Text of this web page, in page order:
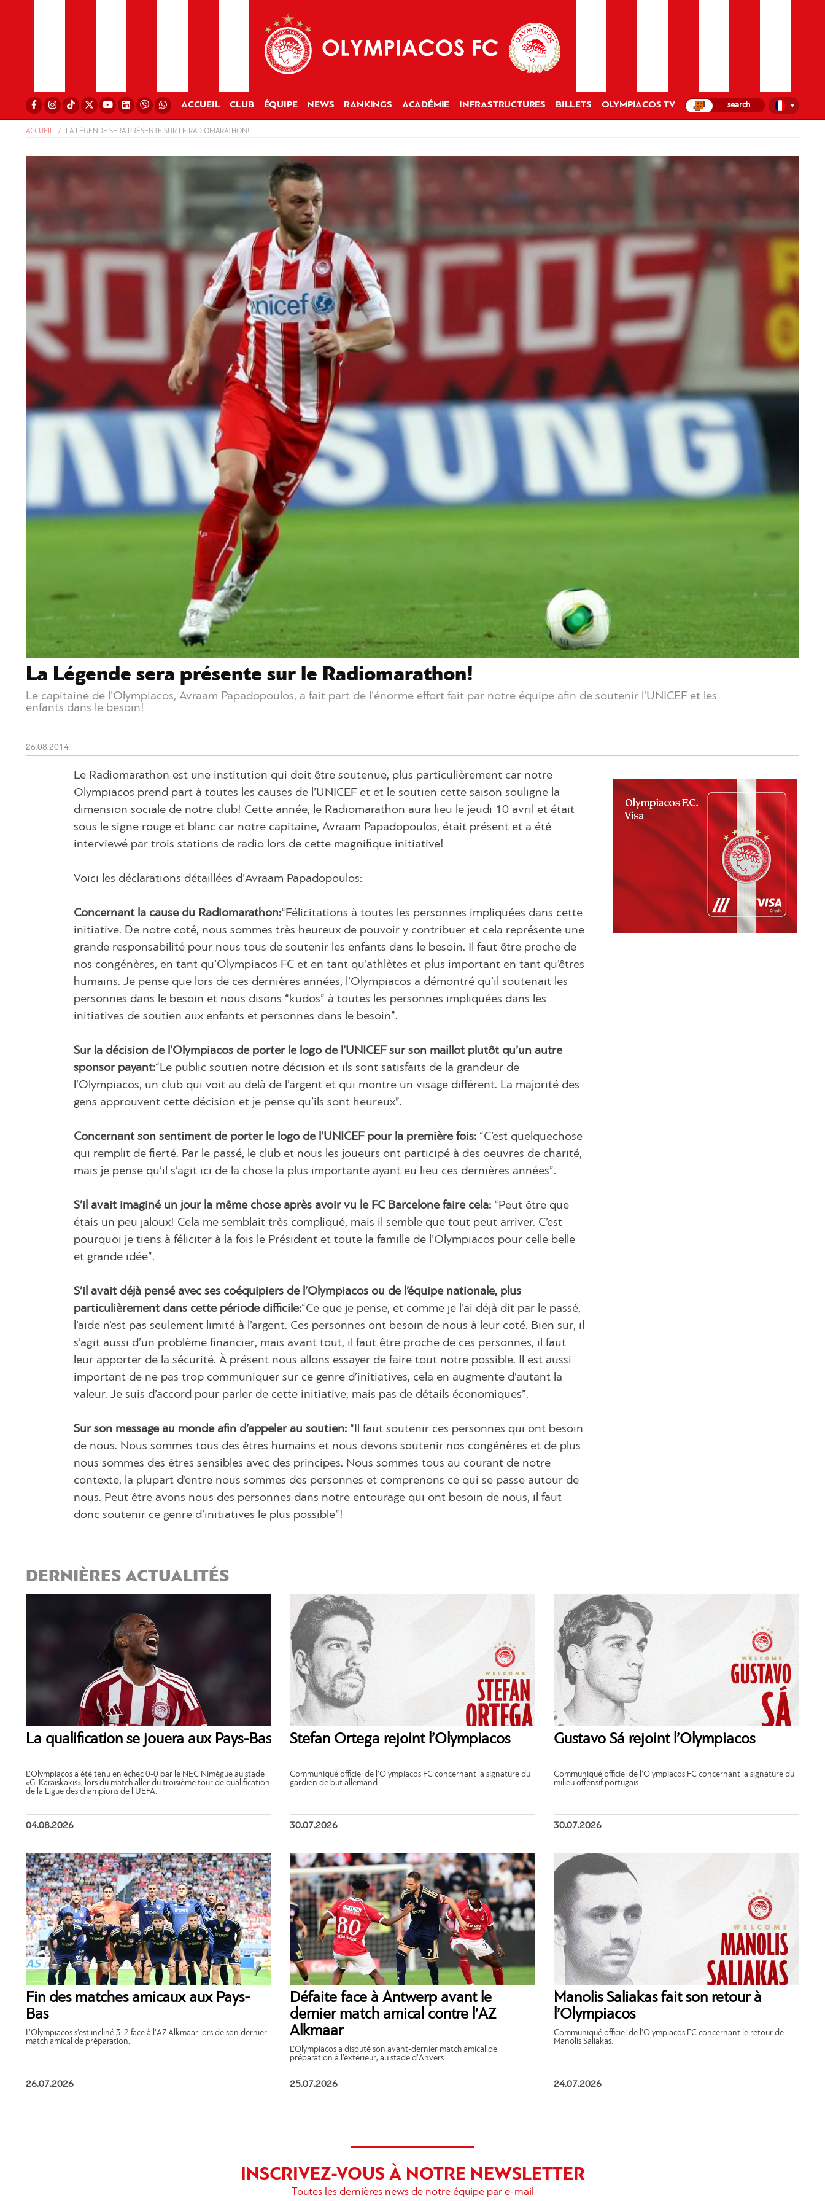
ACCUEIL CLUB ÉQUIPE NEWS RANKINGS ACADÉMIE INFRASTRUCTURES BILLETS OLYMPIACOS TV
ACCUEIL LA LÉGENDE SERA PRÉSENTE SUR LE RADIOMARATHON!
La Légende sera présente sur le Radiomarathon!
Le capitaine de l'Olympiacos, Avraam Papadopoulos, a fait part de l'énorme effort fait par notre équipe afin de soutenir l'UNICEF et les
enfants dans le besoin!
26.08.2014
Le Radiomarathon est une institution qui doit être soutenue, plus particulièrement car notre
Olympiacos prend part à toutes les causes de l’UNICEF et et le soutien cette saison souligne la
dimension sociale de notre club! Cette année, le Radiomarathon aura lieu le jeudi 10 avril et était
sous le signe rouge et blanc car notre capitaine, Avraam Papadopoulos, était présent et a été
interviewé par trois stations de radio lors de cette magnifique initiative!
Voici les déclarations détaillées d’Avraam Papadopoulos:
Concernant la cause du Radiomarathon:“Félicitations à toutes les personnes impliquées dans cette
initiative. De notre coté, nous sommes très heureux de pouvoir y contribuer et cela représente une
grande responsabilité pour nous tous de soutenir les enfants dans le besoin. Il faut être proche de
nos congénères, en tant qu’Olympiacos FC et en tant qu’athlètes et plus important en tant qu’êtres
humains. Je pense que lors de ces dernières années, l’Olympiacos a démontré qu’il soutenait les
personnes dans le besoin et nous disons “kudos” à toutes les personnes impliquées dans les
initiatives de soutien aux enfants et personnes dans le besoin”.
Sur la décision de l’Olympiacos de porter le logo de l’UNICEF sur son maillot plutôt qu’un autre
sponsor payant:“Le public soutien notre décision et ils sont satisfaits de la grandeur de
l’Olympiacos, un club qui voit au delà de l’argent et qui montre un visage différent. La majorité des
gens approuvent cette décision et je pense qu’ils sont heureux”.
Concernant son sentiment de porter le logo de l’UNICEF pour la première fois: “C’est quelquechose
qui remplit de fierté. Par le passé, le club et nous les joueurs ont participé à des oeuvres de charité,
mais je pense qu’il s’agit ici de la chose la plus importante ayant eu lieu ces dernières années”.
S’il avait imaginé un jour la même chose après avoir vu le FC Barcelone faire cela: “Peut être que
étais un peu jaloux! Cela me semblait très compliqué, mais il semble que tout peut arriver. C’est
pourquoi je tiens à féliciter à la fois le Président et toute la famille de l’Olympiacos pour celle belle
et grande idée”.
S’il avait déjà pensé avec ses coéquipiers de l’Olympiacos ou de l’équipe nationale, plus
particulièrement dans cette période difficile:“Ce que je pense, et comme je l’ai déjà dit par le passé,
l’aide n’est pas seulement limité à l’argent. Ces personnes ont besoin de nous à leur coté. Bien sur, il
s’agit aussi d’un problème financier, mais avant tout, il faut être proche de ces personnes, il faut
leur apporter de la sécurité. À présent nous allons essayer de faire tout notre possible. Il est aussi
important de ne pas trop communiquer sur ce genre d’initiatives, cela en augmente d’autant la
valeur. Je suis d’accord pour parler de cette initiative, mais pas de détails économiques”.
Sur son message au monde afin d’appeler au soutien: “Il faut soutenir ces personnes qui ont besoin
de nous. Nous sommes tous des êtres humains et nous devons soutenir nos congénères et de plus
nous sommes des êtres sensibles avec des principes. Nous sommes tous au courant de notre
contexte, la plupart d’entre nous sommes des personnes et comprenons ce qui se passe autour de
nous. Peut être avons nous des personnes dans notre entourage qui ont besoin de nous, il faut
donc soutenir ce genre d’initiatives le plus possible”!
DERNIÈRES ACTUALITÉS
La qualification se jouera aux Pays-Bas
L’Olympiacos a été tenu en échec 0-0 par le NEC Nimègue au stade
«G. Karaiskakis», lors du match aller du troisième tour de qualification
de la Ligue des champions de l’UEFA.
04.08.2026
Stefan Ortega rejoint l’Olympiacos
Communiqué officiel de l’Olympiacos FC concernant la signature du
gardien de but allemand.
30.07.2026
Gustavo Sá rejoint l’Olympiacos
Communiqué officiel de l’Olympiacos FC concernant la signature du
milieu offensif portugais.
30.07.2026
Fin des matches amicaux aux Pays-
Bas
L’Olympiacos s’est incliné 3-2 face à l’AZ Alkmaar lors de son dernier
match amical de préparation.
26.07.2026
Défaite face à Antwerp avant le
dernier match amical contre l’AZ
Alkmaar
L’Olympiacos a disputé son avant-dernier match amical de
préparation à l’extérieur, au stade d’Anvers.
25.07.2026
Manolis Saliakas fait son retour à
l’Olympiacos
Communiqué officiel de l’Olympiacos FC concernant le retour de
Manolis Saliakas.
24.07.2026
INSCRIVEZ-VOUS À NOTRE NEWSLETTER
Toutes les dernières news de notre équipe par e-mail